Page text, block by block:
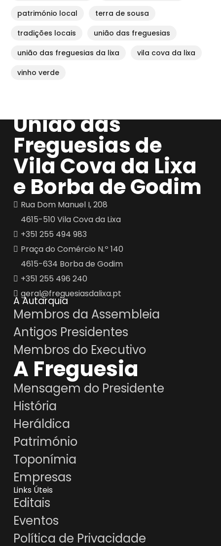
património local
terra de sousa
tradições locais
união das freguesias
união das freguesias da lixa
vila cova da lixa
vinho verde
União das
Freguesias de
Vila Cova da Lixa
e Borba de Godim
Rua Dom Manuel I, 208
4615-510 Vila Cova da Lixa
+351255 494 983
Praça do Comércio N.º 140
4615-634 Borba de Godim
+351255 496 240
geral@freguesiasdalixa.pt
A Autarquia
Membros da Assembleia
Antigos Presidentes
Membros do Executivo
A Freguesia
Mensagem do Presidente
História
Heráldica
Património
Toponímia
Empresas
Links Úteis
Editais
Eventos
Política de Privacidade